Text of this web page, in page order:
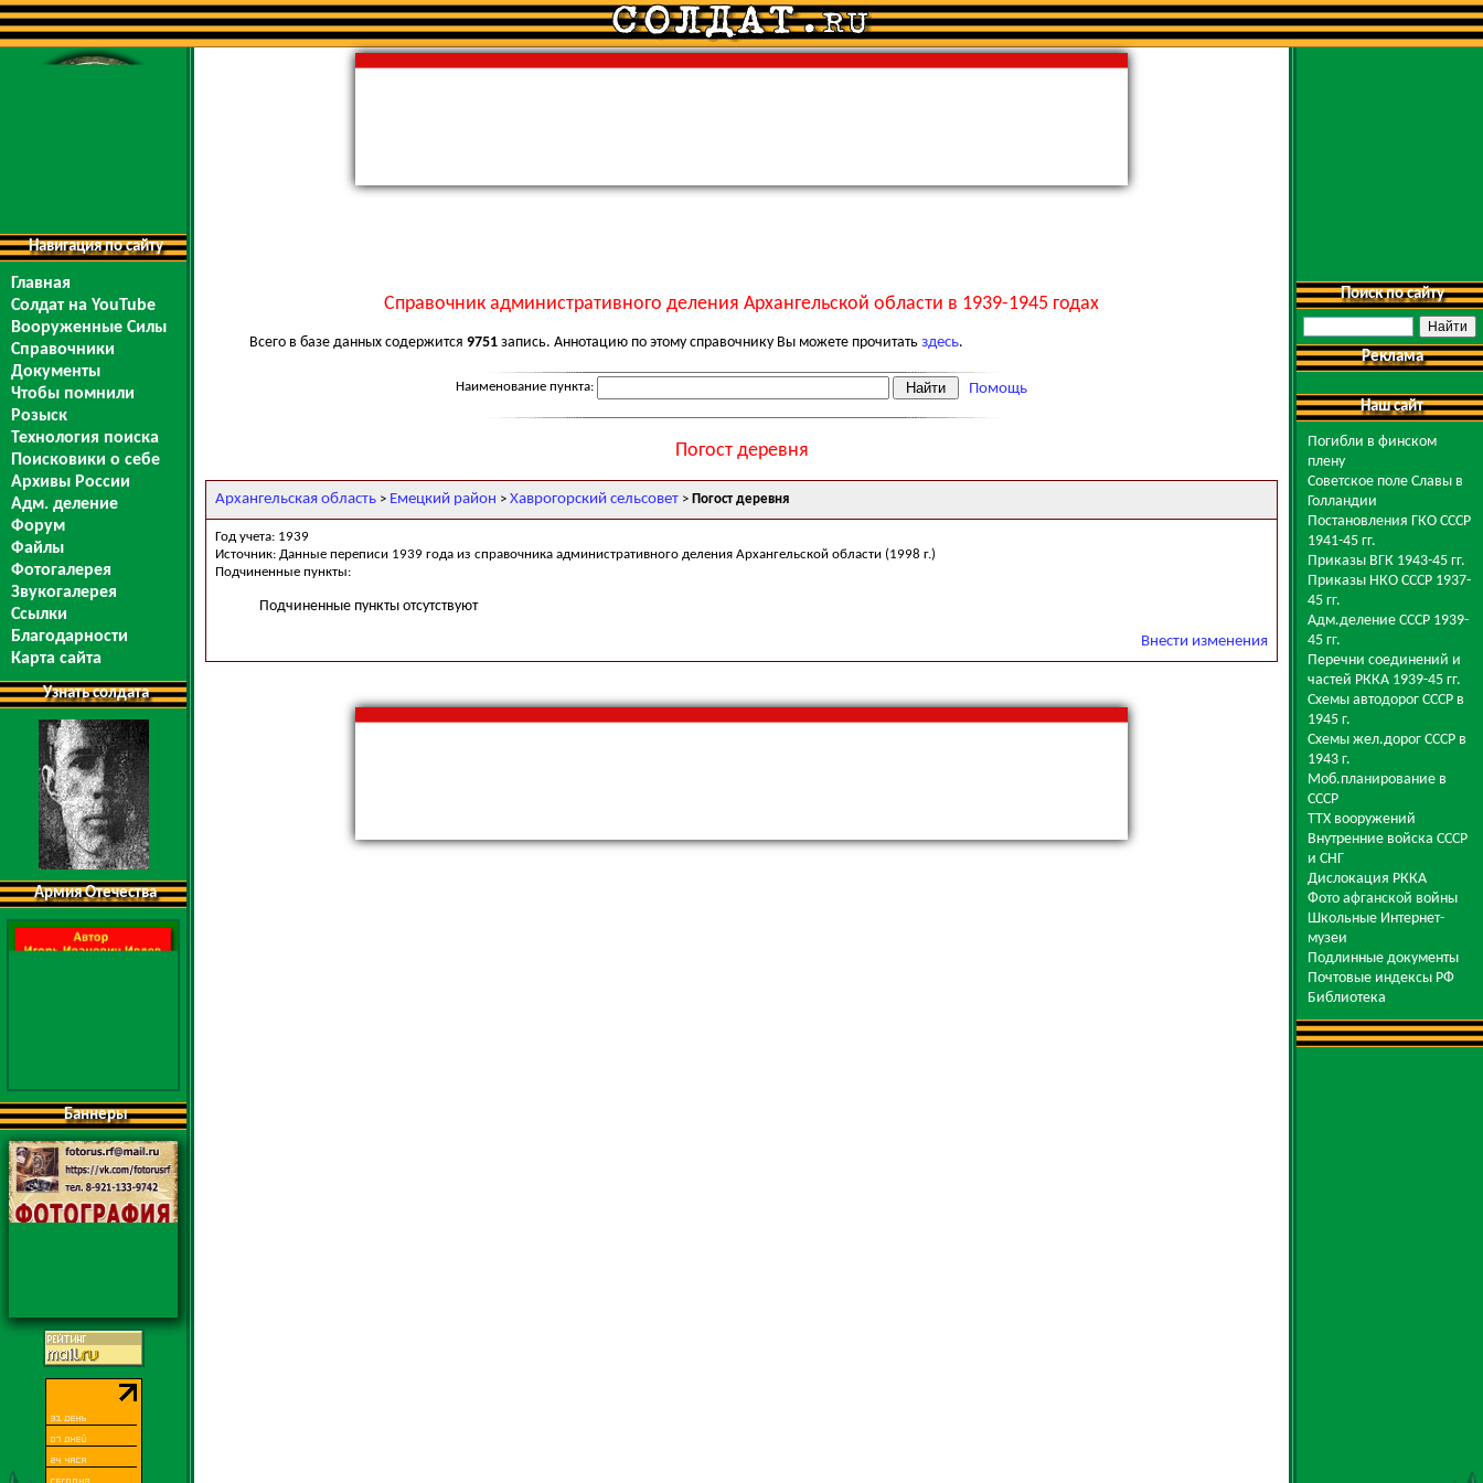
Навигация по сайту
Главная
Солдат на YouTube
Вооруженные Силы
Справочники
Документы
Чтобы помнили
Розыск
Технология поиска
Поисковики о себе
Архивы России
Адм. деление
Форум
Файлы
Фотогалерея
Звукогалерея
Ссылки
Благодарности
Карта сайта
Узнать солдата
Армия Отечества
Баннеры
Справочник административного деления Архангельской области в 1939-1945 годах
Всего в базе данных содержится 9751 запись. Аннотацию по этому справочнику Вы можете прочитать здесь.
Наименование пункта: Помощь
Погост деревня
Архангельская область > Емецкий район > Хаврогорский сельсовет > Погост деревня
Год учета: 1939
Источник: Данные переписи 1939 года из справочника административного деления Архангельской области (1998 г.)
Подчиненные пункты:
Подчиненные пункты отсутствуют
Внести изменения
Поиск по сайту
Реклама
Наш сайт
Погибли в финском
плену
Советское поле Славы в
Голландии
Постановления ГКО СССР
1941-45 гг.
Приказы ВГК 1943-45 гг.
Приказы НКО СССР 1937-
45 гг.
Адм.деление СССР 1939-
45 гг.
Перечни соединений и
частей РККА 1939-45 гг.
Схемы автодорог СССР в
1945 г.
Схемы жел.дорог СССР в
1943 г.
Моб.планирование в
СССР
ТТХ вооружений
Внутренние войска СССР
и СНГ
Дислокация РККА
Фото афганской войны
Школьные Интернет-
музеи
Подлинные документы
Почтовые индексы РФ
Библиотека